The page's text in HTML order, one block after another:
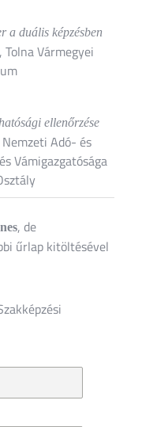
a duális képzésben
Tolna Vármegyei
ellenőrzése
Nemzeti Adó- és
Vámigazgatósága
, de
űrlap kitöltésével